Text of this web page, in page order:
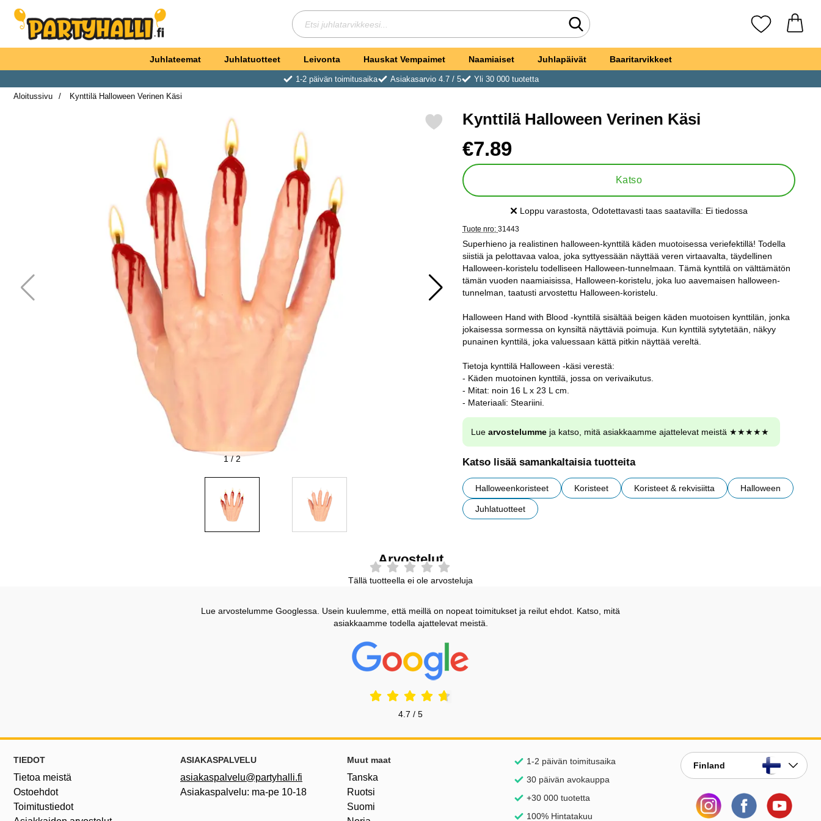
Hae
Tee haku
Ostoskori laajennettu Partyhallen AB Suosikkini
Juhlateemat Juhlatuotteet Leivonta Hauskat Vempaimet Naamiaiset Juhlapäivät Baaritarvikkeet
1-2 päivän toimitusaika Asiakasarvio 4.7 / 5
Yli 30 000 tuotetta
Aloitussivu
Kynttilä Halloween Verinen Käsi
Merkitse kynttilä Halloween Verinen Käsi suosikiksi
1/2
Kynttilä Halloween Verinen Käsi
hinta
€7.89
Katso
Saatavuus:
Loppu varastosta , Odotettavasti taas saatavilla: Ei tiedossa
Tuote nro: 31443
Superhieno ja realistinen halloween-kynttilä käden muotoisessa veriefektillä! Todella
siistiä ja pelottavaa valoa, joka syttyessään näyttää veren virtaavalta, täydellinen
Halloween-koristelu todelliseen Halloween-tunnelmaan. Tämä kynttilä on välttämätön
tämän vuoden naamiaisissa, Halloween-koristelu, joka luo aavemaisen halloween-
tunnelman, taatusti arvostettu Halloween-koristelu.
Halloween Hand with Blood -kynttilä sisältää beigen käden muotoisen kynttilän, jonka
jokaisessa sormessa on kynsiltä näyttäviä poimuja. Kun kynttilä sytytetään, näkyy
punainen kynttilä, joka valuessaan kättä pitkin näyttää vereltä.
Tietoja kynttilä Halloween -käsi verestä:
- Käden muotoinen kynttilä, jossa on verivaikutus.
- Mitat: noin 16 L x 23 L cm.
- Materiaali: Steariini.
Lue arvostelumme ja katso, mitä asiakkaamme ajattelevat meistä ★★★★★
Katso lisää samankaltaisia tuotteita
Halloweenkoristeet Koristeet Koristeet & rekvisiitta Halloween
Juhlatuotteet
Arvostelut
Tällä tuotteella ei ole arvosteluja
Lue arvostelumme Googlessa. Usein kuulemme, että meillä on nopeat toimitukset ja reilut ehdot. Katso, mitä
asiakkaamme todella ajattelevat meistä.
Prisjakt Arvostelu: 4.7 Tähdet
4.7 / 5
Alatunnisteen sisältö Sekalaista tietoa ja linkkejä
TIEDOT
Tietoa meistä
Ostoehdot
Toimitustiedot
ASIAKASPALVELU
asiakaspalvelu@partyhalli.fi
Asiakaspalvelu: ma-pe 10-18
Muut maat
Tanska
Ruotsi
Suomi
1-2 päivän toimitusaika
30 päivän avokauppa
+30 000 tuotetta
100% Hintatakuu
Finland